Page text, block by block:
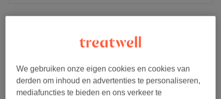
Maandag 09:30–19:00
Vrijdag
09:30–19:00
Zaterdag
10:00–19:00
Zondag
11:00
We gebruiken onze eigen cookies en cookies van
derden om inhoud en advertenties te personaliseren,
mediafuncties te bieden en ons verkeer te